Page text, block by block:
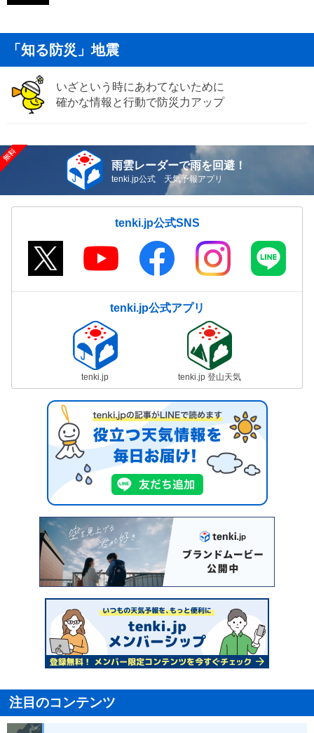
「知る防災」地震
いざという時にあわてないために
確かな情報と行動で防災力アップ
雨雲レーダーで雨を回避！
tenki.jp公式 天気予報アプリ
tenki.jp公式SNS
tenki.jp公式アプリ
tenki.jp tenki.jp 登山天気
注目のコンテンツ